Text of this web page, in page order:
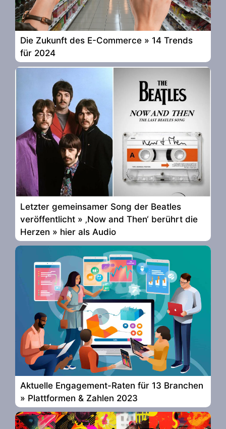
Die Zukunft des E-Commerce » 14 Trends
für 2024
Letzter gemeinsamer Song der Beatles
veröffentlicht » ‚Now and Then‘ berührt die
Herzen » hier als Audio
Aktuelle Engagement-Raten für 13 Branchen
» Plattformen & Zahlen 2023